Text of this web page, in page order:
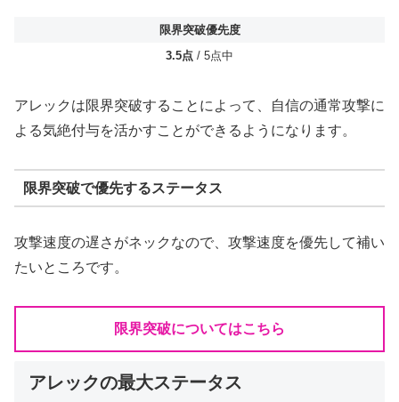
限界突破優先度
3.5点 / 5点中
アレックは限界突破することによって、自信の通常攻撃に
よる気絶付与を活かすことができるようになります。
限界突破で優先するステータス
攻撃速度の遅さがネックなので、攻撃速度を優先して補い
たいところです。
限界突破についてはこちら
アレックの最大ステータス